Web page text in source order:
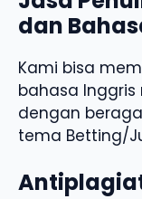
dan
Kami bisa
bahasa
dengan
tema Betting/